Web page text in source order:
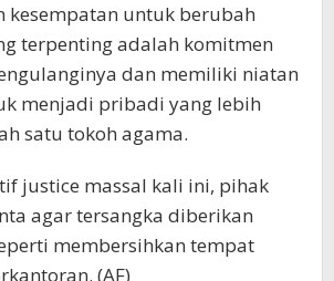
kesempatan untuk berubah
terpenting adalah komitmen
dan memiliki niatan
menjadi pribadi yang lebih
satu tokoh agama.
justice massal kali ini, pihak
agar tersangka diberikan
membersihkan tempat
(AF)